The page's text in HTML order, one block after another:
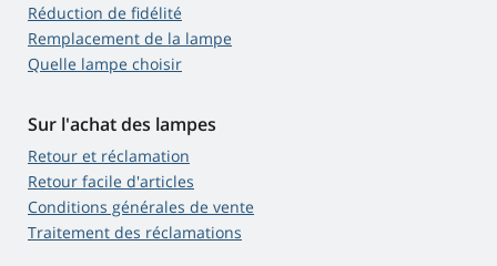
Réduction de fidélité
Remplacement de la lampe
Quelle lampe choisir
Sur l'achat des lampes
Retour et réclamation
Retour facile d'articles
Conditions générales de vente
Traitement des réclamations